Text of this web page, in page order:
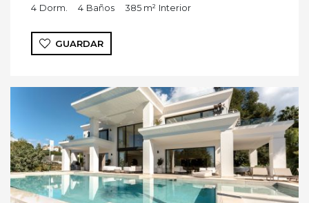
4 Dorm. 4 Baños 385 m² Interior
GUARDAR